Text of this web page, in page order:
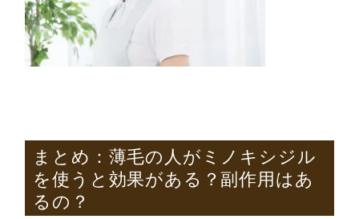
まとめ：薄毛の人がミノキシジル
を使うと効果がある？副作用はあ
るの？